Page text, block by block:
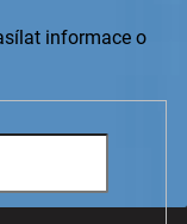
informace o